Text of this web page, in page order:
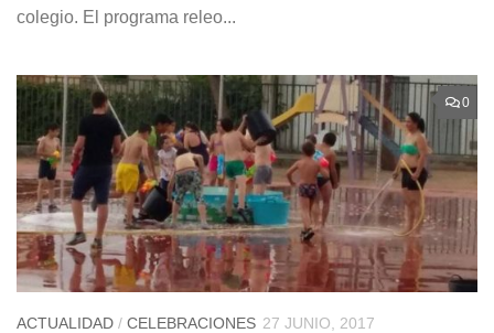
colegio. El programa releo...
0
ACTUALIDAD / CELEBRACIONES 27 JUNIO, 2017